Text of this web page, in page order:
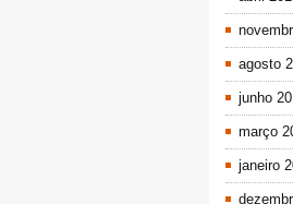
agosto
junho
março
janeiro